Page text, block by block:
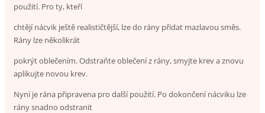
použití. Pro ty, kteří
chtějí nácvik ještě realističtější, lze do rány přidat mazlavou směs.
Rány lze několikrát
pokrýt oblečením. Odstraňte oblečení z rány, smyjte krev a znovu
aplikujte novou krev.
Nyní je rána připravena pro další použití. Po dokončení nácviku lze
rány snadno odstranit